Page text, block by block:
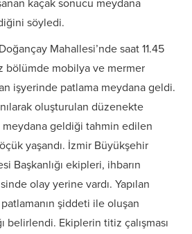
kaçak sonucu meydana
söyledi.
Mahallesi’nde saat 11.45
bölümde mobilya ve mermer
işyerinde patlama meydana geldi.
oluşturulan düzenekte
meydana geldiği tahmin edilen
yaşandı. İzmir Büyükşehir
Başkanlığı ekipleri, ihbarın
olay yerine vardı. Yapılan
şiddeti ile oluşan
belirlendi. Ekiplerin titiz çalışması